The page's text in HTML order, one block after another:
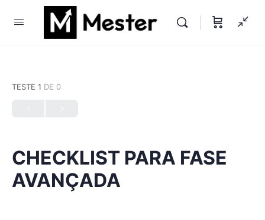
TESTE 1 DE 0
CHECKLIST PARA FASE
AVANÇADA